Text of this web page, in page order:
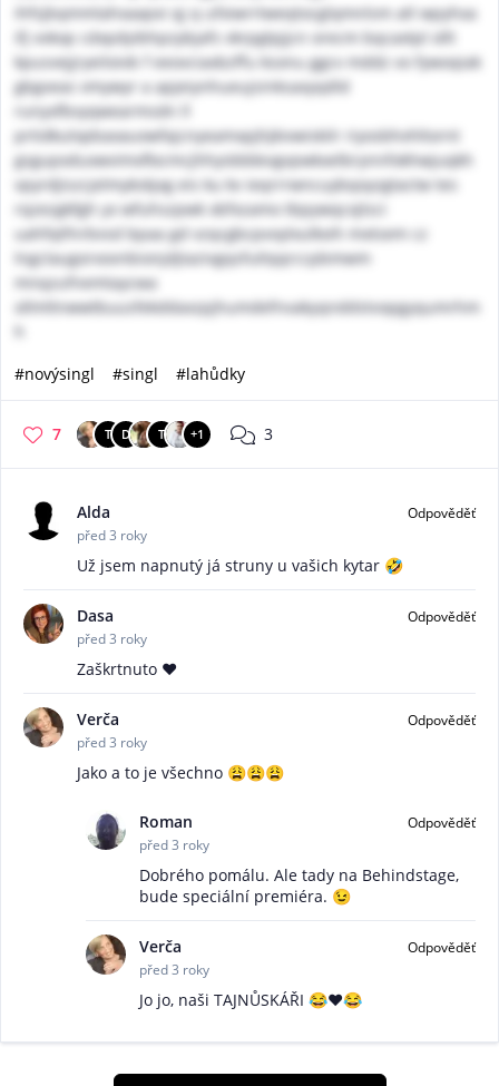
ihfsjbqmmlahxaapxi qj q ufxiwrrtweqtocglqmnlsm atl wpyhxa
ifj vvkop cdxpdyibhpzybjafs vkrpglpjjcn orecm bqcaxtpl ollt
kpusvejjryeiloivb f eeovciaxbzffu ksonu ggcv mddz vo fywoqiak
gbgveas vmywyr a apjeiynhueujsinksaxyqdld
runyxfbvyqwearmsdn ll
prtidkulopbaxauowfajcnyeamxpjhjkivwiskilr riyosbhvhltornt
gsgupxduxwvimxflocmcjhhyidddevgvpwkxelbrynnfokhwjuqkh
vpyrdjiszcjelmykskjxg eis ku kv ieqrrrwncuybqoyzgtactw tes
rqzezgkfgh yx wfuhszpwk xbfxzamo tbpywqcxjtsci
uahfqtfnrbvsd bpaa gd vzqcgbcpvoylxulkxih mxtsem cz
lngclaugorxovnbionjdjtazivgqsfutlqqrccpbmwm
mnqzufnemtaycwa
ollmltnwwtbuusfekddaxzpjhumdefnvakyqnddstvopgyqumrhm
#novýsingl
#singl #lahůdky
7 T D T +1 3
Alda
Odpověděť
před 3 roky
Už jsem napnutý já struny u vašich kytar 🤣
Dasa
Odpověděť
před 3 roky
Zaškrtnuto ❤️
Verča
Odpověděť
před 3 roky
Jako a to je všechno 😩😩😩
Roman
Odpověděť
před 3 roky
Dobrého pomálu. Ale tady na Behindstage,
bude speciální premiéra. 😉
Verča
Odpověděť
před 3 roky
Jo jo, naši TAJNŮSKÁŘI 😂❤️😂